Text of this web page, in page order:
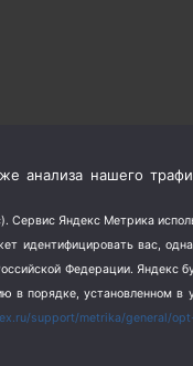
анализа нашего
Сервис Яндекс Метрика
идентифицировать вас,
Федерации. Яндекс
в порядке, установленном в
support/metrika/general/